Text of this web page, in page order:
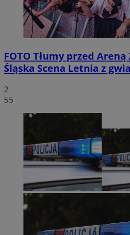
FOTO Tłumy przed
Śląska Scena Letnia z
2
55